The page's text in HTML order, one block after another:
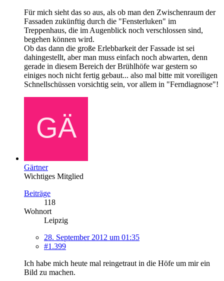
Für mich sieht das so aus, als ob man den Zwischenraum der
Fassaden zukünftig durch die "Fensterluken" im
Treppenhaus, die im Augenblick noch verschlossen sind,
begehen können wird.
Ob das dann die große Erlebbarkeit der Fassade ist sei
dahingestellt, aber man muss einfach noch abwarten, denn
gerade in diesem Bereich der Brühlhöfe war gestern so
einiges noch nicht fertig gebaut... also mal bitte mit voreiligen
Schnellschüssen vorsichtig sein, vor allem in "Ferndiagnose"!
Gärtner
Wichtiges Mitglied
Beiträge
118
Wohnort
Leipzig
28. September 2012 um 01:35
#1.399
Ich habe mich heute mal reingetraut in die Höfe um mir ein
Bild zu machen.